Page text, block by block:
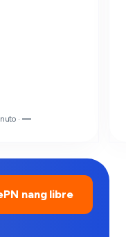
· —
nang libre